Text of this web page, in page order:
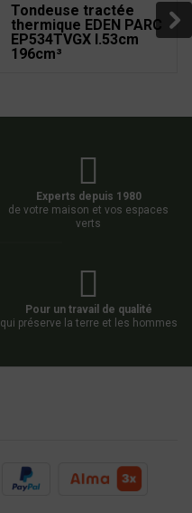
Tondeuse tractée
thermique EDEN PARC
EP534TVGX l.53cm
196cm³
Experts depuis 1980
de votre maison et vos espaces
verts
Pour un travail de qualité
qui préserve la terre et les hommes